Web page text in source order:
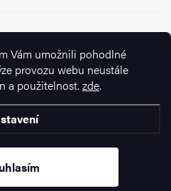
Vám umožnili pohodlné
provozu webu neustále
a použitelnost. zde.
nás
cookies